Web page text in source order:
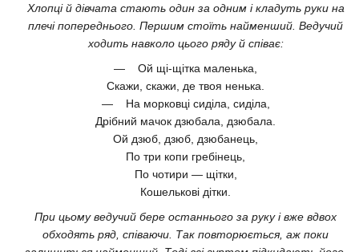
Хлопці й дівчата стають один за одним і кладуть руки на
плечі попереднього. Першим стоїть найменший. Ведучий
ходить навколо цього ряду й співає:
— Ой щі-щітка маленька,
Скажи, скажи, де твоя ненька.
— На морковці сиділа, сиділа,
Дрібний мачок дзюбала, дзюбала.
Ой дзюб, дзюб, дзюбанець,
По три копи гребінець,
По чотири — щітки,
Кошелькові дітки.
При цьому ведучий бере останнього за руку і вже вдвох
обходять ряд, співаючи. Так повторюється, аж поки